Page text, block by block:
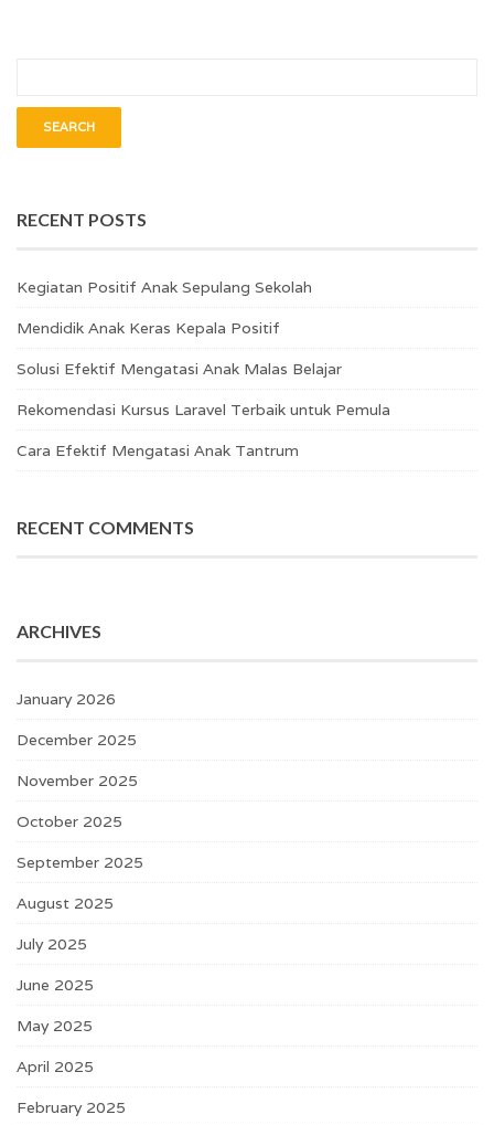
RECENT POSTS
Kegiatan Positif Anak Sepulang Sekolah
Mendidik Anak Keras Kepala Positif
Solusi Efektif Mengatasi Anak Malas Belajar
Rekomendasi Kursus Laravel Terbaik untuk Pemula
Cara Efektif Mengatasi Anak Tantrum
RECENT COMMENTS
ARCHIVES
January 2026
December 2025
November 2025
October 2025
September 2025
August 2025
July 2025
June 2025
May 2025
April 2025
February 2025